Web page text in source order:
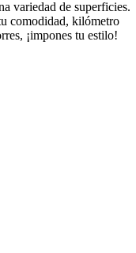
variedad de superficies.
comodidad, kilómetro
¡impones tu estilo!